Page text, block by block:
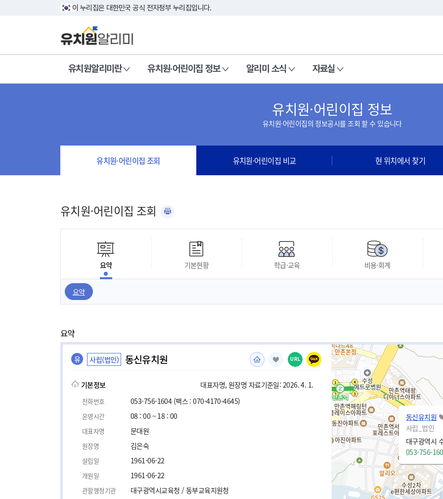
이 누리집은 대한민국 공식 전자정부 누리집입니다.
유치원알리미란 유치원·어린이집 정보 알리미 소식 자료실
유치원·어린이집 정보
유치원·어린이집의 정보공시를 조회 할 수 있습니다
유치원·어린이집 조회 유치원·어린이집 비교 현 위치에서 찾기
유치원·어린이집 조회
요약 기본현황 학급·교육 비용·회계
요약
요약
유 사립(법인) 동신유치원 URL
기본정보 대표자명, 원장명 자료기준일: 2026. 4. 1.
전화번호 053-756-1604 (팩스 : 070-4170-4645)
운영시간 08 : 00 ~ 18 : 00
대표자명 문대원
원장명 김은숙
설립일 1961-06-22
개원일 1961-06-22
관할행정기관 대구광역시교육청 / 동부교육지원청
동신유치원
사립_법인
대구광역시
053-756-